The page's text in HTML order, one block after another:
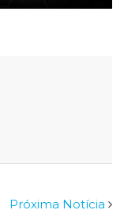
Próxima Notícia